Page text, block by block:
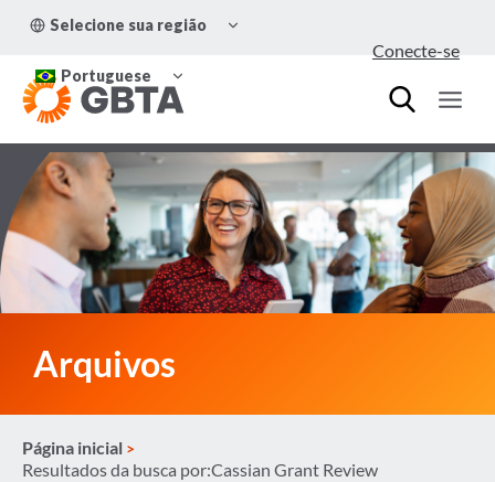
para
Conteúdo
Selecione sua região
MENU
Portuguese
MENU
FILHO
Conecte-se
Arquivos
Página inicial
Resultados da busca por:Cassian Grant Review